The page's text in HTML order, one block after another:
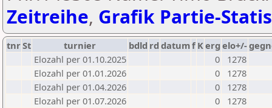
Zeitreihe, Grafik Partie-
tnrSt turnier bdld rd datumf Kerg elo+/-
Elozahl per 01.10.2025
0
1278
Elozahl per 01.01.2026
0
1278
Elozahl per 01.04.2026
0
1278
Elozahl per 01.07.2026
0
1278